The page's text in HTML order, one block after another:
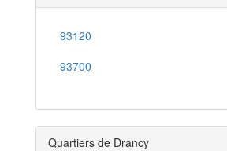
93120
93700
Quartiers de Drancy